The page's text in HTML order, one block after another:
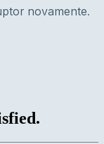
novamente.